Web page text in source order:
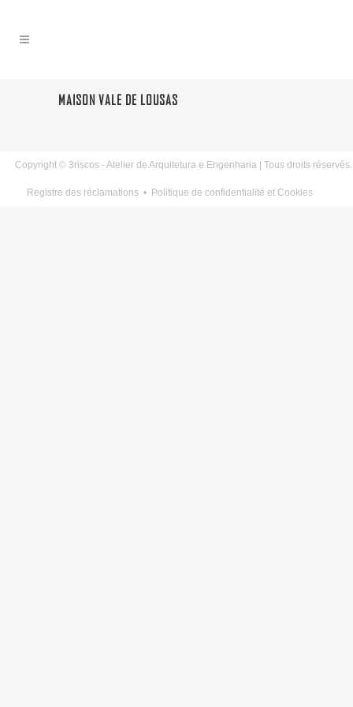
MAISON VALE DE LOUSAS
Copyright © 3riscos - Atelier de Arquitetura e Engenharia | Tous droits réservés.
Registre des réclamations• Politique de confidentialité et Cookies